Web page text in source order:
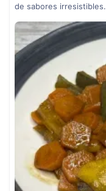
de sabores irresistibles.